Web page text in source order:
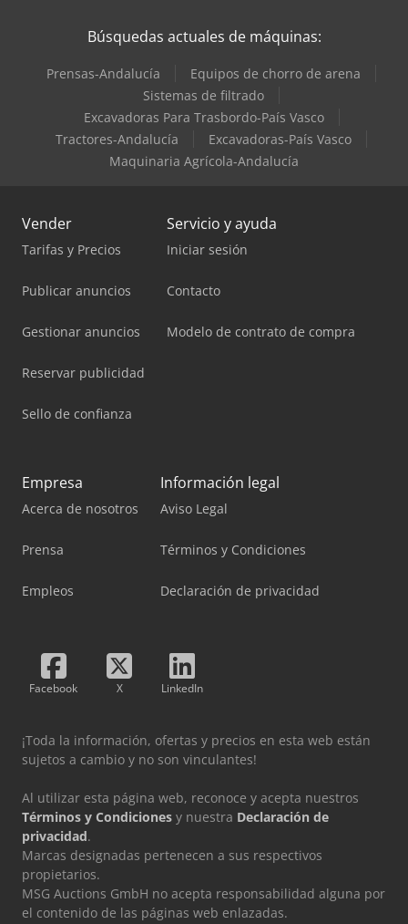
Búsquedas actuales de máquinas:
Prensas-Andalucía
Equipos de chorro de arena
Sistemas de filtrado
Excavadoras Para Trasbordo-País Vasco
Tractores-Andalucía
Excavadoras-País Vasco
Maquinaria Agrícola-Andalucía
Vender
Tarifas y Precios
Publicar anuncios
Gestionar anuncios
Reservar publicidad
Sello de confianza
Servicio y ayuda
Iniciar sesión
Contacto
Modelo de contrato de compra
Empresa
Acerca de nosotros
Prensa
Empleos
Información legal
Aviso Legal
Términos y Condiciones
Declaración de privacidad
Facebook X LinkedIn
¡Toda la información, ofertas y precios en esta web están
sujetos a cambio y no son vinculantes!
Al utilizar esta página web, reconoce y acepta nuestros
Términos y Condiciones y nuestra Declaración de
privacidad.
Marcas designadas pertenecen a sus respectivos
propietarios.
MSG Auctions GmbH no acepta responsabilidad alguna por
el contenido de las páginas web enlazadas.